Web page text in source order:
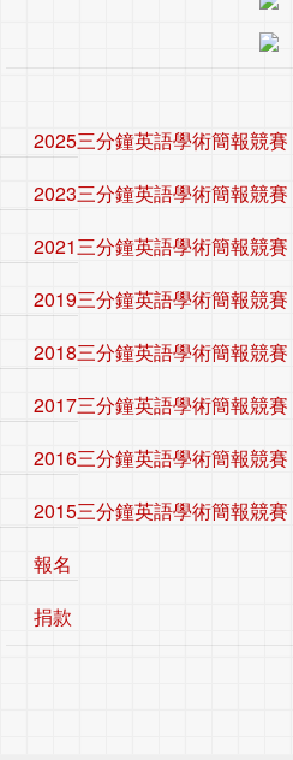
2025三分鐘英語學術簡報競賽
2023三分鐘英語學術簡報競賽
2021三分鐘英語學術簡報競賽
2019三分鐘英語學術簡報競賽
2018三分鐘英語學術簡報競賽
2017三分鐘英語學術簡報競賽
2016三分鐘英語學術簡報競賽
2015三分鐘英語學術簡報競賽
報名
捐款